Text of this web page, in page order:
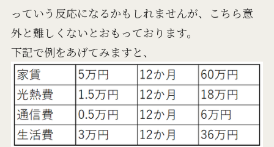
っていう反応になるかもしれませんが、こちら意
外と難しくないとおもっております。
下記で例をあげてみますと、